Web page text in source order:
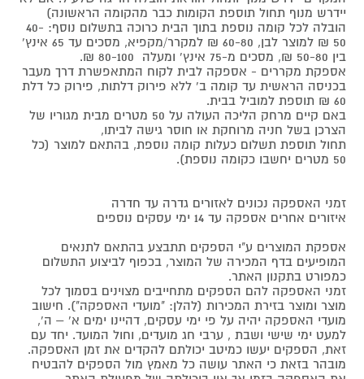
יידרש מנוף תחול תוספת הקומות כבר מהקומה הראשונה)
הובלה לכל קומה נוספת בתוך הבית כרוכה בתשלום נוסף: 40-
50 ₪ למוצר לבן, 60-80 ₪ למקרר/מקפיא, מסכים עד 65 אינץ'
בין 50-80 ₪, מסכים מ-75 אינץ' ומעלה 80-100 ₪.
אספקת מקררים - אספקה לבית לקוח המתאפשרת דרך מעבר
בכניסה הראשית עד קומה ב' ללא פירוק דלתות, פירוק כל דלת
60 ₪ תוספת למוביל בבית.
באם קיים מרחק הליכה העולה על 50 מטרים מבית מגוריו של
הצרכן בשל חניה מרוחקת או חוסר גישה לביתו,
תחול תוספת תשלום כעלות קומה נוספת, בהתאם למוצר (כל
50 מטרים יחשבו כקומה נוספת).
זמני האספקה נכונים לאזורים גדרה עד חדרה
איזורים אחרים אספקה עד 14 ימי עסקים נוספים
אספקת המוצרים ע"י הספקים תתבצע בהתאם לתנאים
המופיעים בדף המכירה של המוצר, בכפוף לביצוע התשלום
כמפורט בתקנון האתר.
זמני האספקה להם הספקים מתחייבים מצוינים בסמוך לכל
מוצר ומוצר בזירת המכירות (להלן: "מועדי האספקה"). חישוב
מועדי האספקה יהיה על פי ימי עסקים, דהיינו ימים א' – ה',
למעט ימי שישי ושבת , ערבי חג מועדים, וחול המועד. יחד עם
זאת, הספקים יעשו כמיטב יכולתם להקדים את זמן האספקה.
מובהר בזאת כי האתר עושה כל מאמץ מול הספקים להבטיח